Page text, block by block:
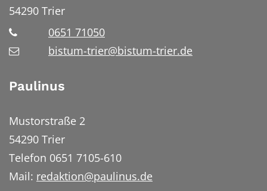
54290 Trier
0651 71050
bistum-trier@bistum-trier.de
Paulinus
Mustorstraße 2
54290 Trier
Telefon 0651 7105-610
Mail: redaktion@paulinus.de